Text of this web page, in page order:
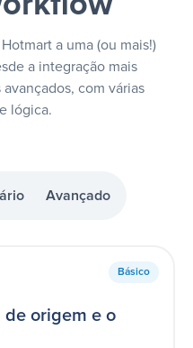
a uma (ou mais!)
a integração mais
com várias
lógica.
Avançado
Básico
de origem e o